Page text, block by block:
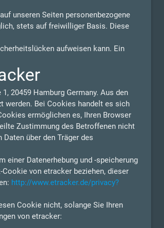
unseren Seiten personenbezogene
stets auf freiwilliger Basis. Diese
aufweisen kann. Ein
20459 Hamburg Germany. Aus den
werden. Bei Cookies handelt es sich
ermöglichen es, Ihren Browser
Zustimmung des Betroffenen nicht
über den Träger des
einer Datenerhebung und -speicherung
von etracker beziehen, dieser
http://www.etracker.de/privacy?
Cookie nicht, solange Sie Ihren
von etracker: